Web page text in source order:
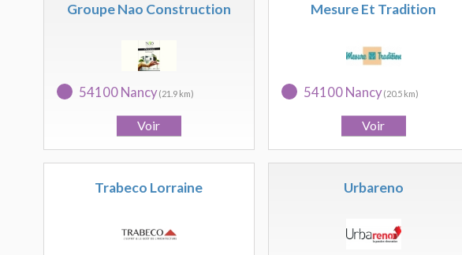
Groupe Nao Construction
54100 Nancy(21.9 km)
Mesure Et Tradition
54100 Nancy(20.5 km)
Trabeco Lorraine Urbareno